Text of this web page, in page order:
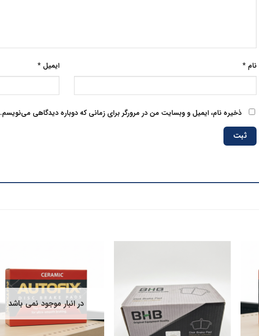
نام * ایمیل*
ذخیره نام، ایمیل و وبسایت من در مرورگر برای زمانی که دوباره دیدگاهی می‌نویسم.
در انبار موجود نمی باشد